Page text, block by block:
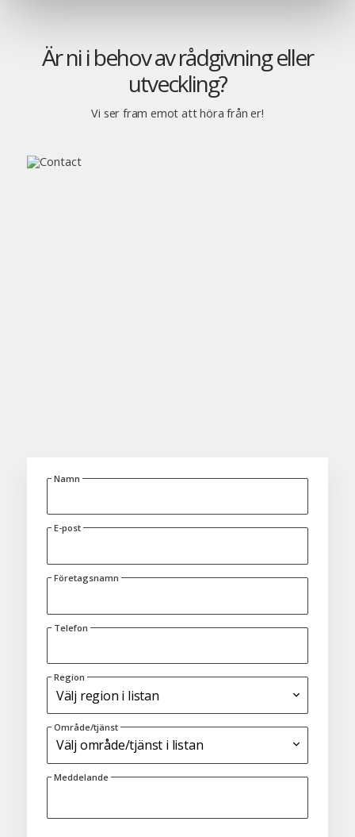
Är ni i behov av rådgivning eller
utveckling?
Vi ser fram emot att höra från er!
Namn
E-post
Företagsnamn
Telefon
Region
Område/tjänst
Meddelande